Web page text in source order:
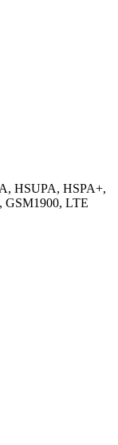
HSUPA, HSPA+,
GSM1900, LTE